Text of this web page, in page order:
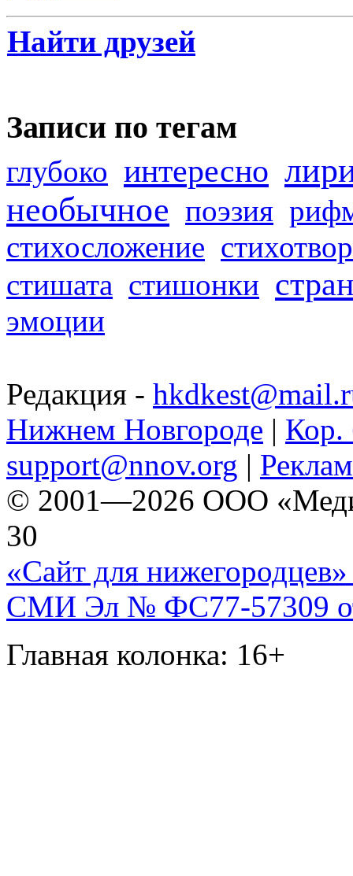
Найти друзей
Записи по тегам
глубоко интересно
необычное поэзия
стихосложение
стишата стишонки
эмоции
Редакция -
Нижнем Новгороде | Кор.
support@nnov.org |
© 2001—2026 ООО
30
«Сайт для нижегородцев»
СМИ Эл № ФС77-57309
Главная колонка: 16+